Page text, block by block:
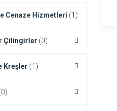
Cenaze Hizmetleri (1)
Çilingirler (0)
Kreşler (1)